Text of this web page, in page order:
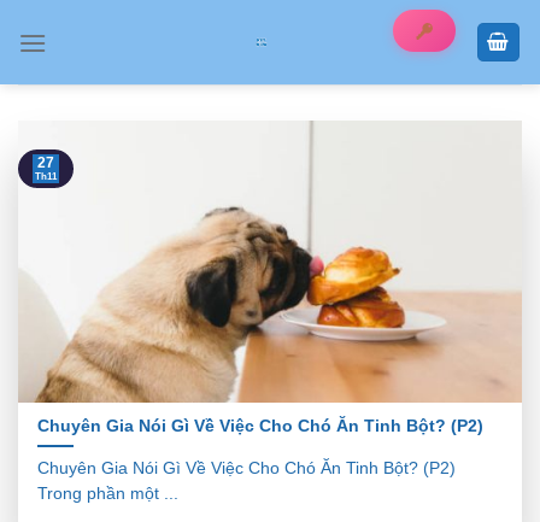
Chuyên Gia Nói Gì Về Việc Cho Chó Ăn Tinh Bột? (P2)
Chuyên Gia Nói Gì Về Việc Cho Chó Ăn Tinh Bột? (P2)
Trong phần một ...
27
Th11